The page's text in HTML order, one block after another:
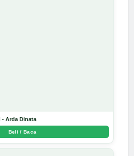
- Arda Dinata
Beli / Baca